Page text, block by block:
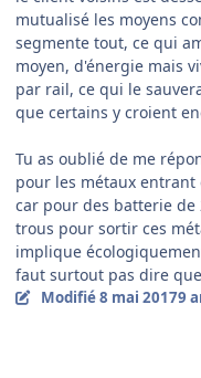
mutualisé les moyens
segmente tout, ce qui
moyen, d'énergie mais
par rail, ce qui le
que certains y croient
Tu as oublié de me
pour les métaux
car pour des batterie
trous pour sortir ces
implique
faut surtout pas dire
Modifié8 mai 20179